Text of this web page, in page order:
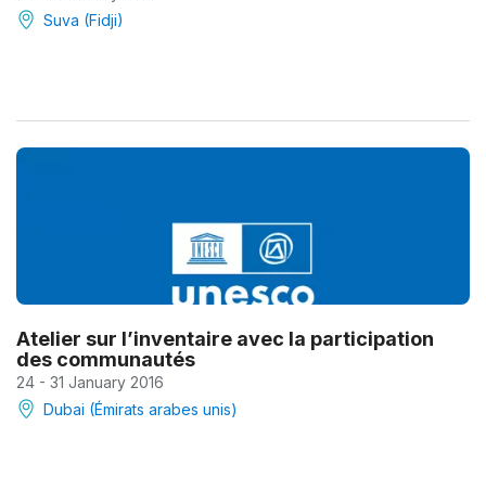
Suva (Fidji)
Atelier sur l’inventaire avec la participation
des communautés
24 - 31 January 2016
Dubai (Émirats arabes unis)